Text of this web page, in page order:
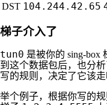
DST 104.244.42.65
梯子介入了
tun0 是被你的 sing-box
到这个数据包后，也分
写的规则，决定了它该走
举个例子，根据你写的